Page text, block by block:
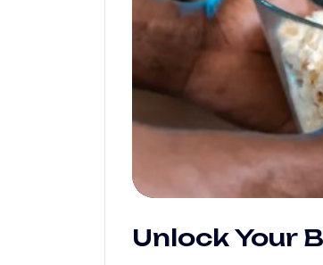
Unlock Your